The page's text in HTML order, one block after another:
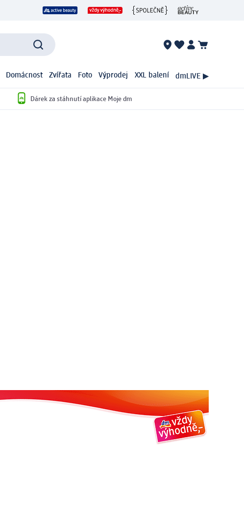
Domácnost Zvířata Foto Výprodej XXL balení dmLIVE ▶
Dárek za stáhnutí aplikace Moje dm